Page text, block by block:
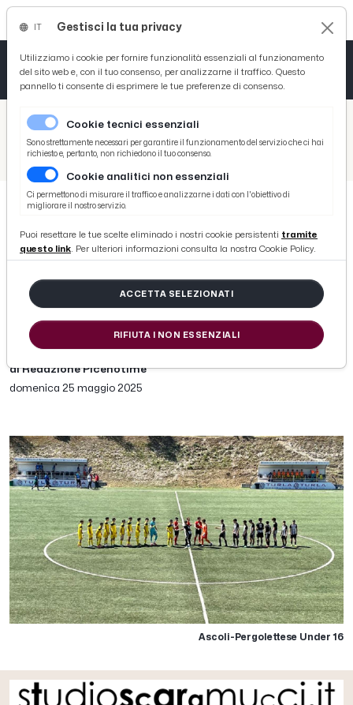
/ Picenotime
/ Ascoli Time
Ascoli Calcio, Under 16 vince 2-1 con la Pergolettese e vola in semifinale dopo i supplementari. Doppietta di Balducci
Ascoli Calcio, Under 16 vince 2-1
con la Pergolettese e vola in
semifinale dopo i supplementari.
Doppietta di Balducci
di Redazione Picenotime
domenica 25 maggio 2025
Ascoli-Pergolettese Under 16
Gestisci la tua privacy
Utilizziamo i cookie per fornire funzionalità essenziali al funzionamento
del sito web e, con il tuo consenso, per analizzarne il traffico. Questo
pannello ti consente di esprimere le tue preferenze di consenso.
Cookie tecnici essenziali
Sono strettamente necessari per garantire il funzionamento del servizio che ci hai
richiesto e, pertanto, non richiedono il tuo consenso.
Cookie analitici non essenziali
Ci permettono di misurare il traffico e analizzarne i dati con l'obiettivo di
migliorare il nostro servizio.
Puoi resettare le tue scelte eliminado i nostri cookie persistenti tramite
questo link. Per ulteriori informazioni consulta la nostra Cookie Policy.
ACCETTA SELEZIONATI
RIFIUTA I NON ESSENZIALI
Tutto News
Tutto Sport
Basket
Ciclismo
Tutto Curiosità